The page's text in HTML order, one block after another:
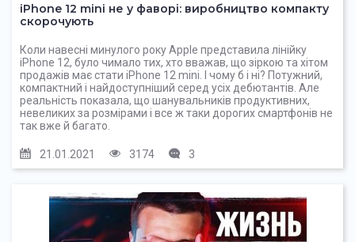
iPhone 12 mini не у фаворі: виробництво компакту
скорочують
Коли навесні минулого року Apple представила лінійку
iPhone 12, було чимало тих, хто вважав, що зіркою та хітом
продажів має стати iPhone 12 mini. І чому б і ні? Потужний,
компактний і найдоступніший серед усіх дебютантів. Але
реальність показала, що шанувальників продуктивних,
невеликих за розмірами і все ж таки дорогих смартфонів не
так вже й багато.
21.01.2021 3174 3